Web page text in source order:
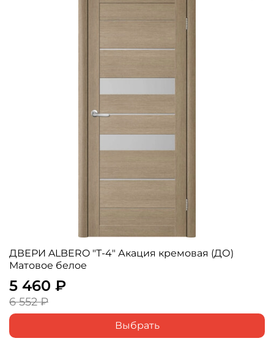
ДВЕРИ ALBERO "Т-4" Акация кремовая (ДО)
Матовое белое
5 460 ₽
6 552 ₽
Выбрать